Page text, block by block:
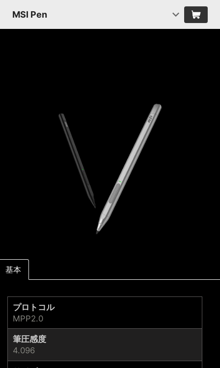
MSI Pen
基本
プロトコル
MPP2.0
筆圧感度
4.096